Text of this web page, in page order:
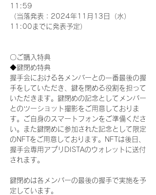
11:59
（当落発表：2024年11月13日（水）
11:00までに発表予定）
〇ご購入特典
◆鍵閉め特典
握手会における各メンバーとの一番最後の握
手をしていただき、鍵を閉める役割を担って
いただきます。鍵閉めの記念としてメンバー
とのツーショット撮影をご用意しておりま
す。ご自身のスマートフォンをご準備くださ
い。また鍵閉めに参加された記念として限定
のNFTをご用意しております。NFTは後日、
握手会専用アプリDISTAのウォレットに送付
されます。
鍵閉めは各メンバーの最後の握手で実施を予
定しています。